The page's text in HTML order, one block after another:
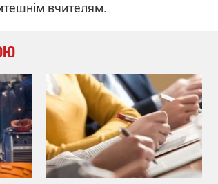
вчителям.